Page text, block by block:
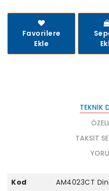
Favorilere
Ekle
TEKNIK
TAKSIT
Kod
AM4023CT